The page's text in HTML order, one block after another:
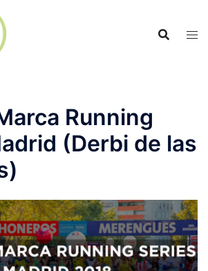
Running
(Derbi de las